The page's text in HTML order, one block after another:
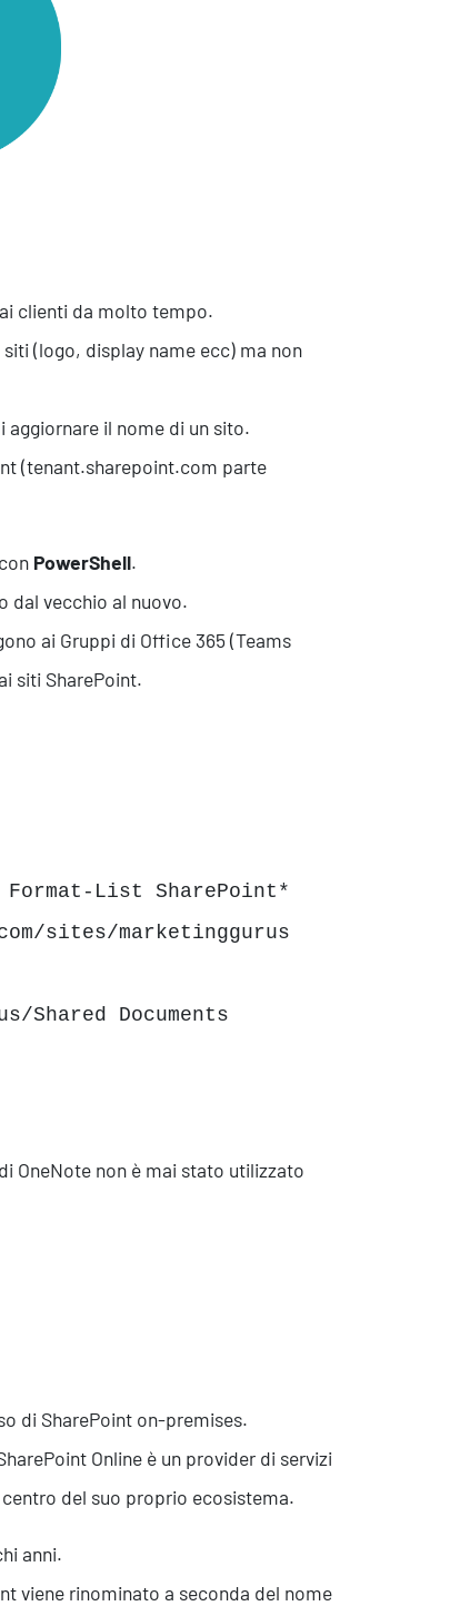
Alimentare
clienti da molto tempo.
(logo, display name ecc) ma non
il nome di un sito.
(tenant.sharepoint.com parte
PowerShell.
dal vecchio al nuovo.
ai Gruppi di Office 365 (Teams
siti SharePoint.
List SharePoint*
sites/marketinggurus
Documents
OneNote non è mai stato utilizzato
di SharePoint on-premises.
Online è un provider di servizi
del suo proprio ecosistema.
anni.
viene rinominato a seconda del nome